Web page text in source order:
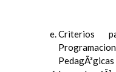
Criterios
PedagÃ³gicas